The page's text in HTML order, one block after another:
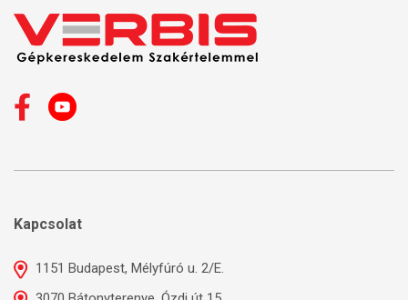
Kapcsolat
1151 Budapest, Mélyfúró u. 2/E.